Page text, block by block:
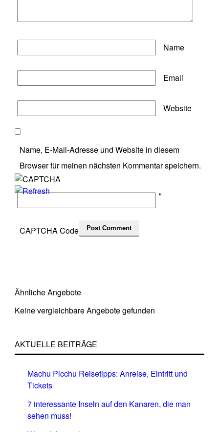
Name
Email
Website
Name, E-Mail-Adresse und Website in diesem
Browser für meinen nächsten Kommentar speichern.
CAPTCHA Code
*
Ähnliche Angebote
Keine vergleichbare Angebote gefunden
AKTUELLE BEITRÄGE
Machu Picchu Reisetipps: Anreise, Eintritt und
Tickets
7 interessante Inseln auf den Kanaren, die man
sehen muss!